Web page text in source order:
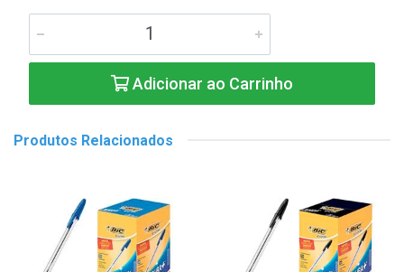
Adicionar ao Carrinho
Produtos Relacionados